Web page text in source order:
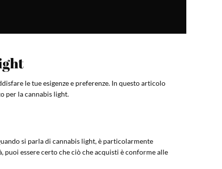
le tue esigenze e preferenze. In questo articolo
per la cannabis light.
si parla di cannabis light, è particolarmente
essere certo che ciò che acquisti è conforme alle